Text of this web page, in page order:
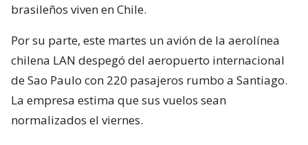
brasileños viven en Chile.
Por su parte, este martes un avión de la aerolínea
chilena LAN despegó del aeropuerto internacional
de Sao Paulo con 220 pasajeros rumbo a Santiago.
La empresa estima que sus vuelos sean
normalizados el viernes.